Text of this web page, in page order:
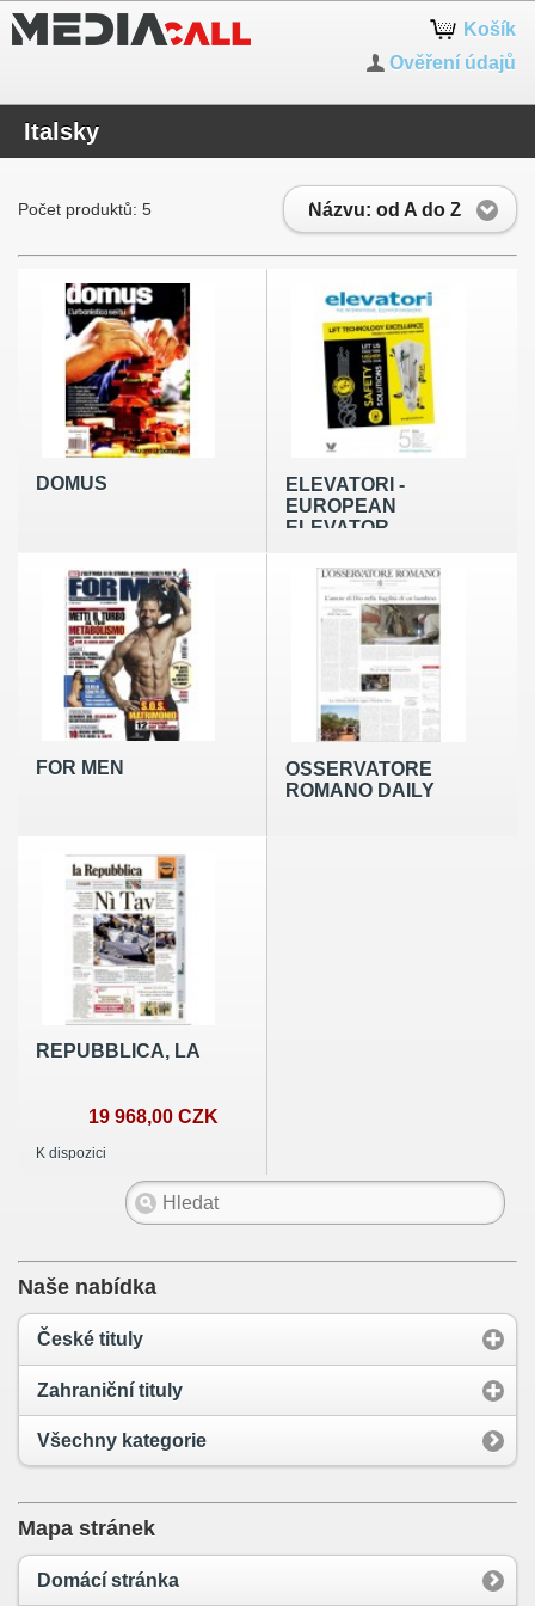
Košík
Ověření údajů
Italsky
Názvu: od A do Z
Počet produktů: 5
DOMUS
ELEVATORI -
EUROPEAN
ELEVATOR
FOR MEN
OSSERVATORE
ROMANO DAILY
REPUBBLICA, LA
19 968,00 CZK
K dispozici
Naše nabídka
České tituly
Zahraniční tituly
Všechny kategorie
Mapa stránek
Domácí stránka